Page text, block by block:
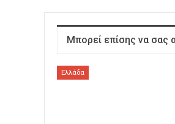
Μπορεί επίσης να σας
Ελλάδα